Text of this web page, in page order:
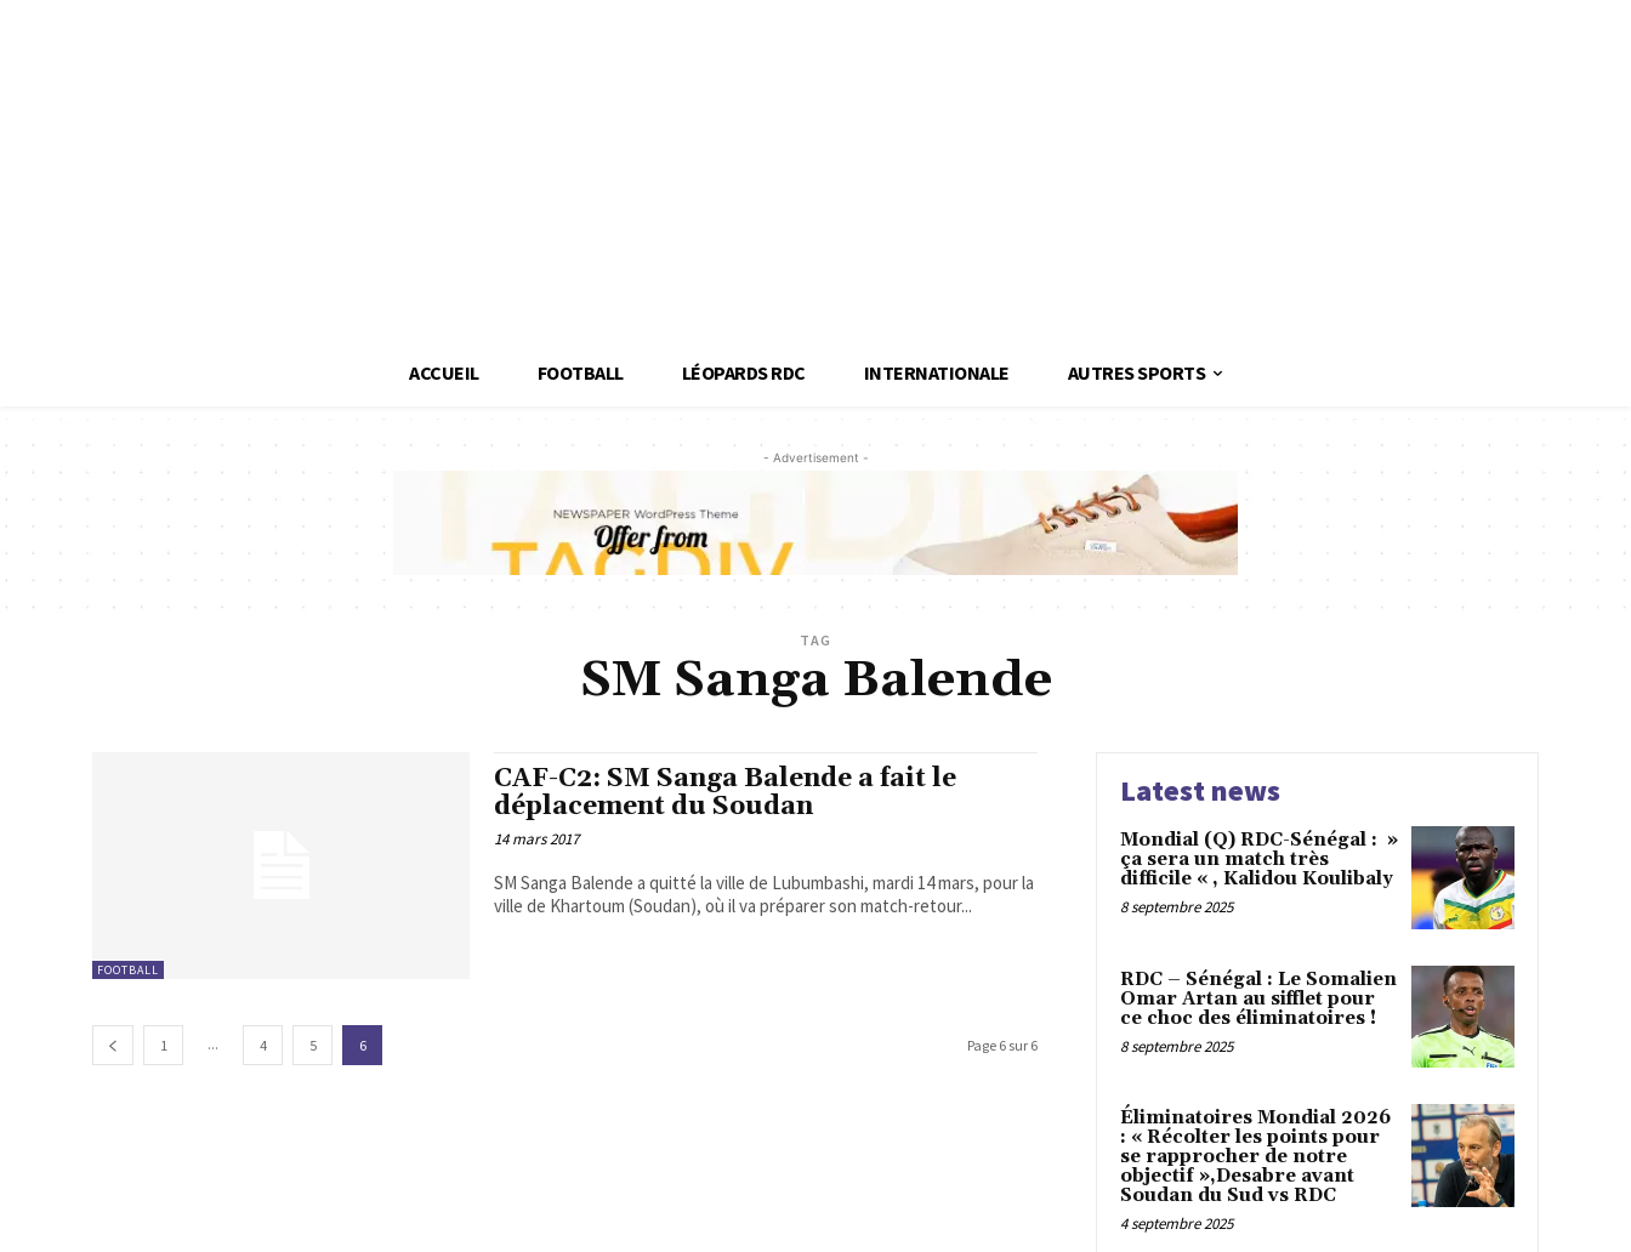
ACCUEIL FOOTBALL LÉOPARDS RDC INTERNATIONALE AUTRES SPORTS
- Advertisement -
TAG
SM Sanga Balende
FOOTBALL
CAF-C2: SM Sanga Balende a fait le
déplacement du Soudan
14 mars 2017
SM Sanga Balende a quitté la ville de Lubumbashi, mardi 14 mars, pour la
ville de Khartoum (Soudan), où il va préparer son match-retour...
1 ... 4 5 6 Page 6 sur 6
Latest news
Mondial (Q) RDC-Sénégal : »
ça sera un match très
difficile « , Kalidou Koulibaly
8 septembre 2025
RDC – Sénégal : Le Somalien
Omar Artan au sifflet pour
ce choc des éliminatoires !
8 septembre 2025
Éliminatoires Mondial 2026
: « Récolter les points pour
se rapprocher de notre
objectif »,Desabre avant
Soudan du Sud vs RDC
4 septembre 2025